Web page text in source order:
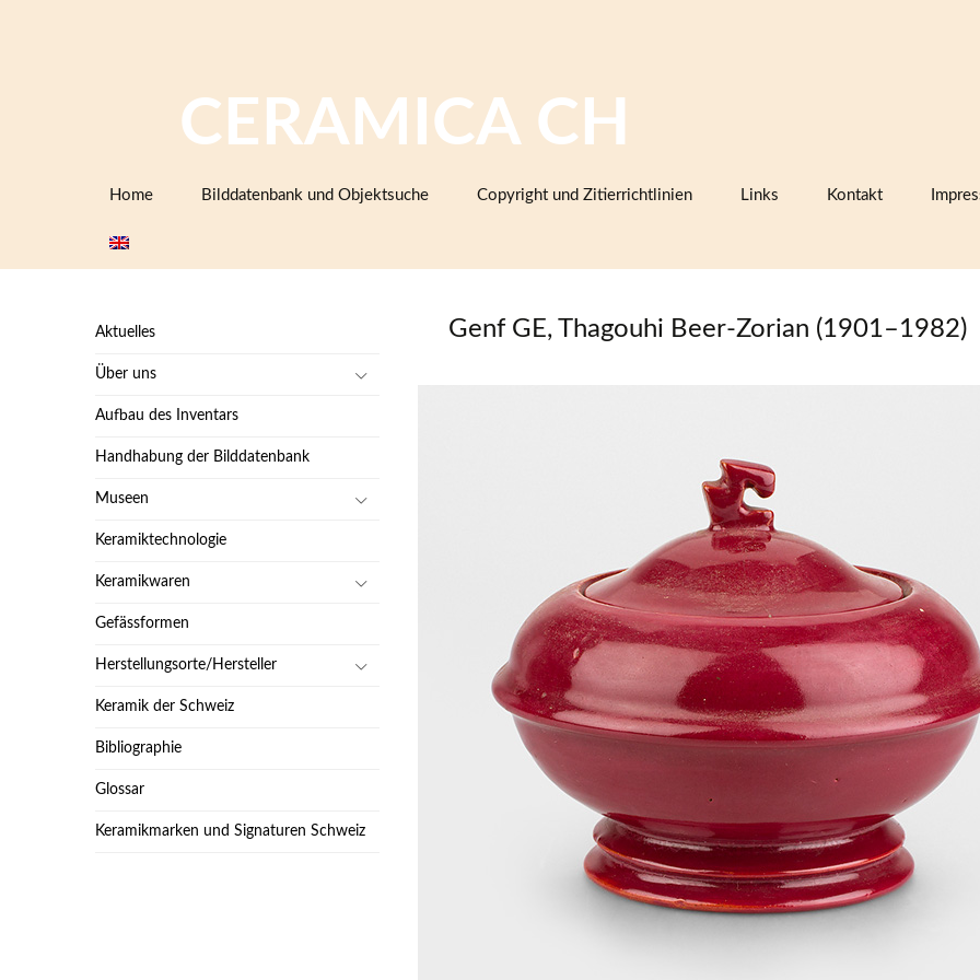
CERAMICA CH
springen
Home Bilddatenbank und Objektsuche Copyright und Zitierrichtlinien Links
Keramiklexika, Glossare,
Arbeitsanleitungen
Museen und Institutionen in der
Schweiz (inklusive
Europäische Töpferei- und
Keramikmuseen, Museen mit
Keramiksammlungen
Keramikfilme
Kontakt
Genf GE, Thagouhi Beer-Zorian (1901–1982)
Aktuelles
Über uns
Aufbau des Inventars
Handhabung der Bilddatenbank
Museen
Keramiktechnologie
Keramikwaren
Gefässformen
Herstellungsorte/Hersteller
Keramik der Schweiz
Bibliographie
Glossar
Keramikmarken und Signaturen Schweiz